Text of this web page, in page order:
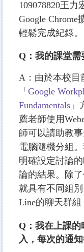
109078820王
Google Chrome
輕鬆完成紀錄。
Q：我的課堂需
A：由於本校目
「 Google
Fundamentals 」
薦老師使用
師可以請助教
電腦隨機分組
明確設定討論
論的結果。除
就具有不同組
Line的聊天群組
Q：我在上課
入，每次的通